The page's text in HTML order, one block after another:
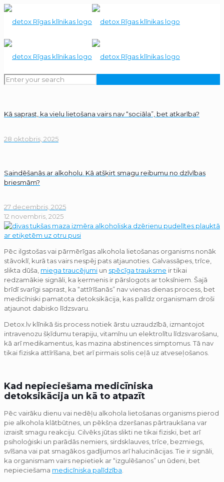
Kā saprast, ka vielu lietošana vairs nav “sociāla”, bet atkarība?
28 oktobris, 2025
Saindēšanās ar alkoholu. Kā atšķirt smagu reibumu no dzīvības
briesmām?
27 decembris, 2025
12 novembris, 2025
Pēc ilgstošas vai pārmērīgas alkohola lietošanas organisms nonāk
stāvoklī, kurā tas vairs nespēj pats atjaunoties. Galvassāpes, trīce,
slikta dūša, miega traucējumi un spēcīga trauksme ir tikai
redzamākie signāli, ka ķermenis ir pārslogots ar toksīniem. Šajā
brīdī svarīgi saprast, ka “attīrīšanās” nav vienas dienas process, bet
medicīniski pamatota detoksikācija, kas palīdz organismam droši
atjaunot dabisko līdzsvaru.
Detox.lv klīnikā šis process notiek ārstu uzraudzībā, izmantojot
intravenozu šķīdumu terapiju, vitamīnu un elektrolītu līdzsvarošanu,
kā arī medikamentus, kas mazina abstinences simptomus. Tā nav
tikai fiziska attīrīšana, bet arī pirmais solis ceļā uz atveseļošanos.
Kad nepieciešama medicīniska
detoksikācija un kā to atpazīt
Pēc vairāku dienu vai nedēļu alkohola lietošanas organisms pierod
pie alkohola klātbūtnes, un pēkšņa dzeršanas pārtraukšana var
izraisīt smagu reakciju. Cilvēks jūtas slikti ne tikai fiziski, bet arī
psiholoģiski un parādās nemiers, sirdsklauves, trīce, bezmiegs,
svīšana vai pat smagākos gadījumos arī halucinācijas. Tie ir signāli,
ka organismam vairs nepietiek ar “izgulēšanos” un ūdeni, bet
nepieciešama medicīniska palīdzība